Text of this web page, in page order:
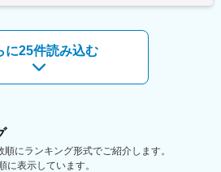
トとして専門性を高めるキャリアに加え、
へのキャリアチェンジも可能です。また、
ることで、他領域へ挑戦することもできま
める業務
が高く専門性を高めていきたい！
計業務
設備の改修業務
備（キュービクル）制御盤：主に動力制御
別案件へのご相談も承ります。
合わせて様々お話しできればと思います。
に25件読み込む
にランキング形式でご紹介します。
に表示しています。